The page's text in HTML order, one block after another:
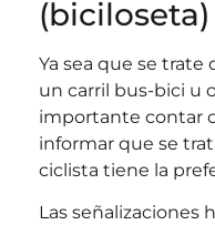
(biciloseta)
Ya sea que se trate
un carril bus-bici u
importante contar
informar que se
ciclista tiene la
Las señalizaciones